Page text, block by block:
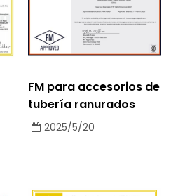
FM para accesorios de
tubería ranurados
2025/5/20